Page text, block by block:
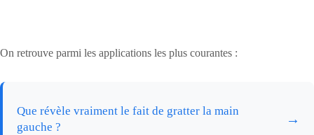
On retrouve parmi les applications les plus courantes :
Que révèle vraiment le fait de gratter la main
gauche ?
→